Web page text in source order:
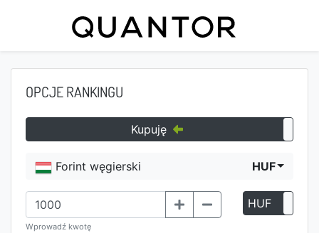
OPCJE RANKINGU
Kupuję
Forint węgierski HUF
Wprowadź kwotę
HUF